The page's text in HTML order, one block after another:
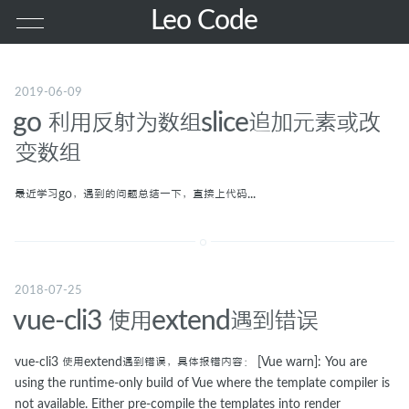
Leo Code
其他
PHP
服务器
GO
2019-06-09
go 利用反射为数组slice追加元素或改
变数组
最近学习go，遇到的问题总结一下，直接上代码...
2018-07-25
vue-cli3 使用extend遇到错误
vue-cli3 使用extend遇到错误，具体报错内容： [Vue warn]: You are
using the runtime-only build of Vue where the template compiler is
not available. Either pre-compile the templates into render